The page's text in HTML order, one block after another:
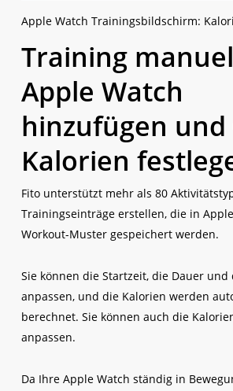
Apple Watch Trainingsbildschirm:
Training
Apple Watch
hinzufügen und
Kalorien
Fito unterstützt mehr als 80
Trainingseinträge erstellen, die in
Workout-Muster gespeichert werden.
Sie können die Startzeit, die Dauer
anpassen, und die Kalorien werden
berechnet. Sie können auch die
anpassen.
Da Ihre Apple Watch ständig in